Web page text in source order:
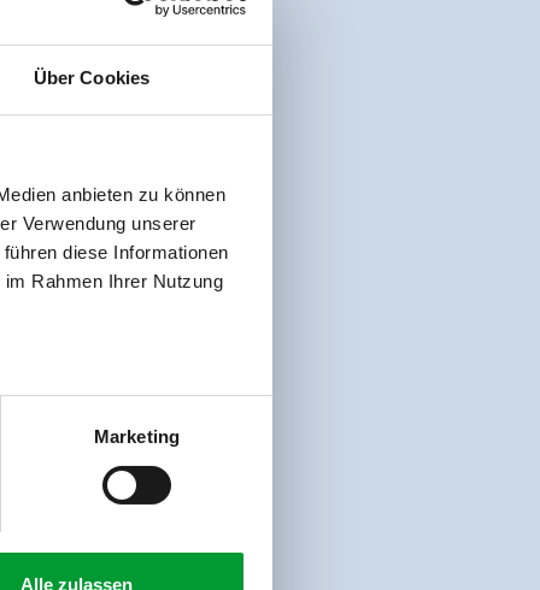
Über Cookies
anbieten zu können
Verwendung unserer
diese Informationen
Rahmen Ihrer Nutzung
Marketing
Alle zulassen